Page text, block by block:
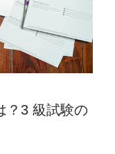
？3 級試験の